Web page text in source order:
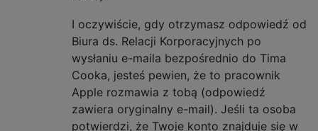
I oczywiście, gdy otrzymasz odpowiedź od
Biura ds. Relacji Korporacyjnych po
wysłaniu e-maila bezpośrednio do Tima
Cooka, jesteś pewien, że to pracownik
Apple rozmawia z tobą (odpowiedź
zawiera oryginalny e-mail). Jeśli ta osoba
potwierdzi, że Twoje konto znajduje się w